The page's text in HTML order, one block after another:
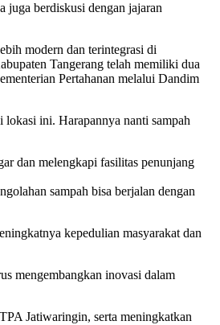
juga berdiskusi dengan jajaran
modern dan terintegrasi di
Tangerang telah memiliki dua
Pertahanan melalui Dandim
ini. Harapannya nanti sampah
dan melengkapi fasilitas penunjang
sampah bisa berjalan dengan
kepedulian masyarakat dan
mengembangkan inovasi dalam
Jatiwaringin, serta meningkatkan